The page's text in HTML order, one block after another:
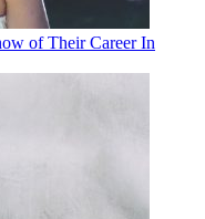
of Their Career In